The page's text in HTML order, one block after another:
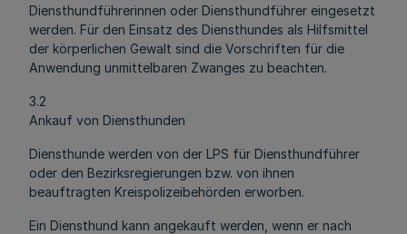
Diensthundführerinnen oder Diensthundführer eingesetzt
werden. Für den Einsatz des Diensthundes als Hilfsmittel
der körperlichen Gewalt sind die Vorschriften für die
Anwendung unmittelbaren Zwanges zu beachten.
3.2
Ankauf von Diensthunden
Diensthunde werden von der LPS für Diensthundführer
oder den Bezirksregierungen bzw. von ihnen
beauftragten Kreispolizeibehörden erworben.
Ein Diensthund kann angekauft werden, wenn er nach